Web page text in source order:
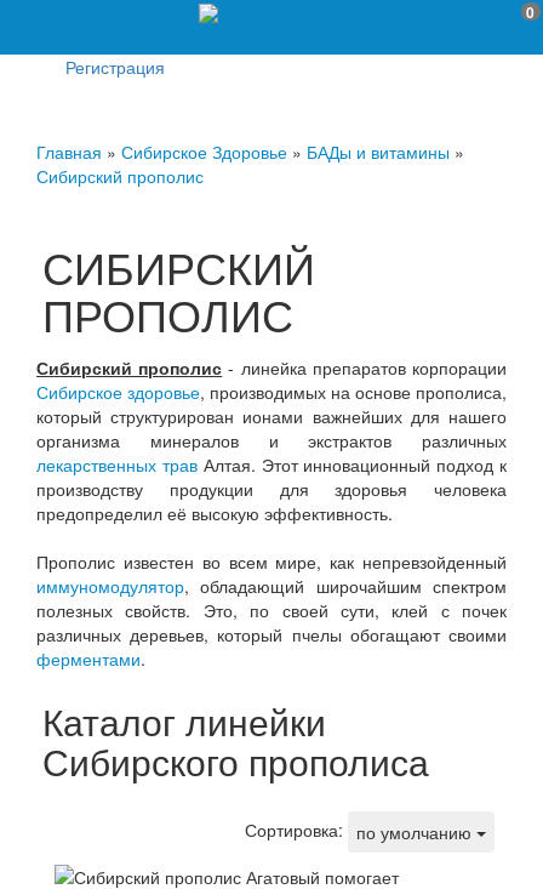
0
Регистрация
Главная » Сибирское Здоровье » БАДы и витамины »
Сибирский прополис
СИБИРСКИЙ
ПРОПОЛИС
Сибирский прополис - линейка препаратов корпорации
Сибирское здоровье, производимых на основе прополиса,
который структурирован ионами важнейших для нашего
организма минералов и экстрактов различных
лекарственных травАлтая. Этот инновационный подход к
производству продукции для здоровья человека
предопределил её высокую эффективность.
Прополис известен во всем мире, как непревзойденный
иммуномодулятор, обладающий широчайшим спектром
полезных свойств. Это, по своей сути, клей с почек
различных деревьев, который пчелы обогащают своими
ферментами.
Каталог линейки
Сибирского прополиса
Сортировка: по умолчанию